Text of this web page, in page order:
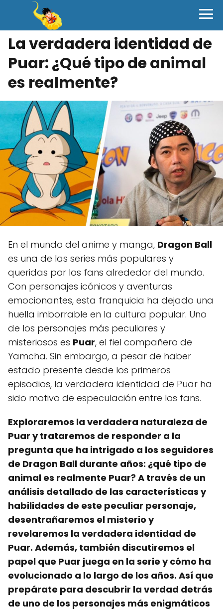
La verdadera identidad de
Puar: ¿Qué tipo de animal
es realmente?
En el mundo del anime y manga, Dragon Ball
es una de las series más populares y
queridas por los fans alrededor del mundo.
Con personajes icónicos y aventuras
emocionantes, esta franquicia ha dejado una
huella imborrable en la cultura popular. Uno
de los personajes más peculiares y
misteriosos es Puar, el fiel compañero de
Yamcha. Sin embargo, a pesar de haber
estado presente desde los primeros
episodios, la verdadera identidad de Puar ha
sido motivo de especulación entre los fans.
Exploraremos la verdadera naturaleza de
Puar y trataremos de responder a la
pregunta que ha intrigado a los seguidores
de Dragon Ball durante años: ¿qué tipo de
animal es realmente Puar? A través de un
análisis detallado de las características y
habilidades de este peculiar personaje,
desentrañaremos el misterio y
revelaremos la verdadera identidad de
Puar. Además, también discutiremos el
papel que Puar juega en la serie y cómo ha
evolucionado a lo largo de los años. Así que
prepárate para descubrir la verdad detrás
de uno de los personajes más enigmáticos